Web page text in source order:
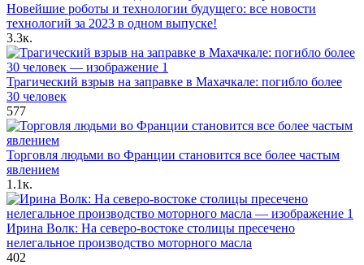
Новейшие роботы и технологии будущего: все новости
технологий за 2023 в одном выпуске!
3.3к.
Трагический взрыв на заправке в Махачкале: погибло более
30 человек
577
Торговля людьми во Франции становится все более частым
явлением
1.1к.
Ирина Волк: На северо-востоке столицы пресечено
нелегальное производство моторного масла
402